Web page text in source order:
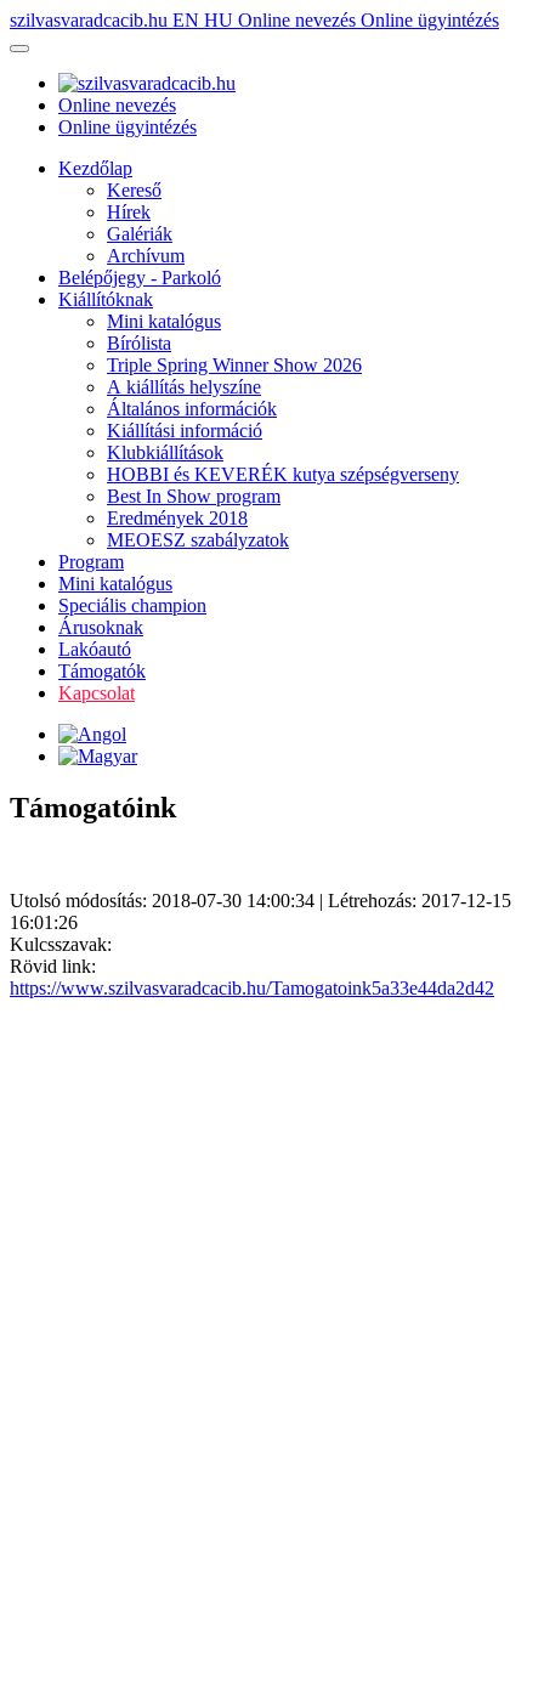
szilvasvaradcacib.hu EN HU Online nevezés Online ügyintézés
Online nevezés
Online ügyintézés
Kezdőlap
Kereső
Hírek
Galériák
Archívum
Belépőjegy - Parkoló
Kiállítóknak
Mini katalógus
Bírólista
Triple Spring Winner Show 2026
A kiállítás helyszíne
Általános információk
Kiállítási információ
Klubkiállítások
HOBBI és KEVERÉK kutya szépségverseny
Best In Show program
Eredmények 2018
MEOESZ szabályzatok
Program
Mini katalógus
Speciális champion
Árusoknak
Lakóautó
Támogatók
Kapcsolat
Támogatóink
Utolsó módosítás: 2018-07-30 14:00:34 | Létrehozás: 2017-12-15
16:01:26
Kulcsszavak:
Rövid link:
https://www.szilvasvaradcacib.hu/Tamogatoink5a33e44da2d42